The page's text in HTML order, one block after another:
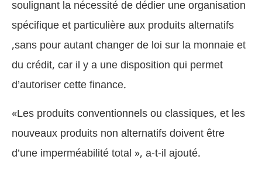
soulignant la nécessité de dédier une organisation
spécifique et particulière aux produits alternatifs
,sans pour autant changer de loi sur la monnaie et
du crédit, car il y a une disposition qui permet
d’autoriser cette finance.
«Les produits conventionnels ou classiques, et les
nouveaux produits non alternatifs doivent être
d’une imperméabilité total », a-t-il ajouté.